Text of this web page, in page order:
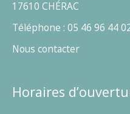
17610 CHÉRAC
Téléphone : 05 46 96 44
Nous contacter
Horaires